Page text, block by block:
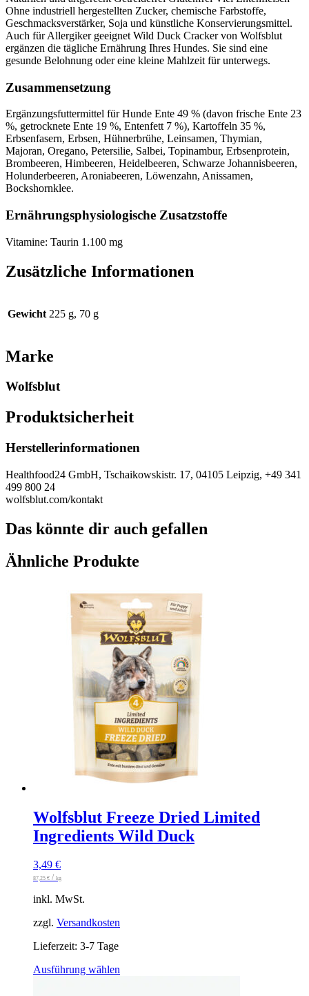
Ohne industriell hergestellten Zucker, chemische Farbstoffe,
Geschmacksverstärker, Soja und künstliche Konservierungsmittel.
Auch für Allergiker geeignet Wild Duck Cracker von Wolfsblut
ergänzen die tägliche Ernährung Ihres Hundes. Sie sind eine
gesunde Belohnung oder eine kleine Mahlzeit für unterwegs.
Zusammensetzung
Ergänzungsfuttermittel für Hunde Ente 49 % (davon frische Ente 23
%, getrocknete Ente 19 %, Entenfett 7 %), Kartoffeln 35 %,
Erbsenfasern, Erbsen, Hühnerbrühe, Leinsamen, Thymian,
Majoran, Oregano, Petersilie, Salbei, Topinambur, Erbsenprotein,
Brombeeren, Himbeeren, Heidelbeeren, Schwarze Johannisbeeren,
Holunderbeeren, Aroniabeeren, Löwenzahn, Anissamen,
Bockshornklee.
Ernährungsphysiologische Zusatzstoffe
Vitamine: Taurin 1.100 mg
Zusätzliche Informationen
Gewicht 225 g, 70 g
Marke
Wolfsblut
Produktsicherheit
Herstellerinformationen
Healthfood24 GmbH, Tschaikowskistr. 17, 04105 Leipzig, +49 341
499 800 24
wolfsblut.com/kontakt
Das könnte dir auch gefallen
Ähnliche Produkte
Wolfsblut Freeze Dried Limited
Ingredients Wild Duck
3,49 €
87,25 € / kg
inkl. MwSt.
zzgl. Versandkosten
Lieferzeit: 3-7 Tage
Ausführung wählen